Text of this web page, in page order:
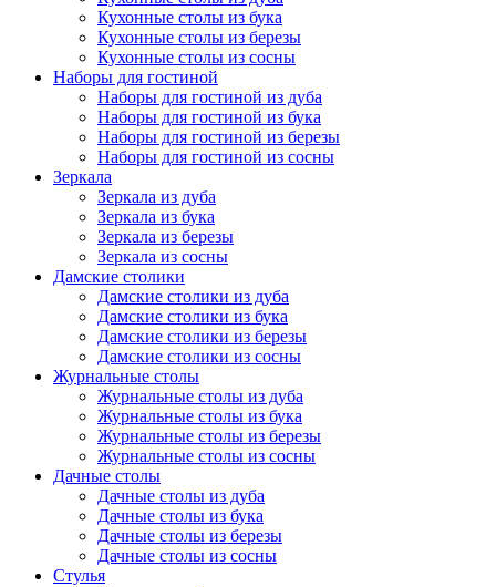
Кухонные столы из бука
Кухонные столы из березы
Кухонные столы из сосны
Наборы для гостиной
Наборы для гостиной из дуба
Наборы для гостиной из бука
Наборы для гостиной из березы
Наборы для гостиной из сосны
Зеркала
Зеркала из дуба
Зеркала из бука
Зеркала из березы
Зеркала из сосны
Дамские столики
Дамские столики из дуба
Дамские столики из бука
Дамские столики из березы
Дамские столики из сосны
Журнальные столы
Журнальные столы из дуба
Журнальные столы из бука
Журнальные столы из березы
Журнальные столы из сосны
Дачные столы
Дачные столы из дуба
Дачные столы из бука
Дачные столы из березы
Дачные столы из сосны
Стулья